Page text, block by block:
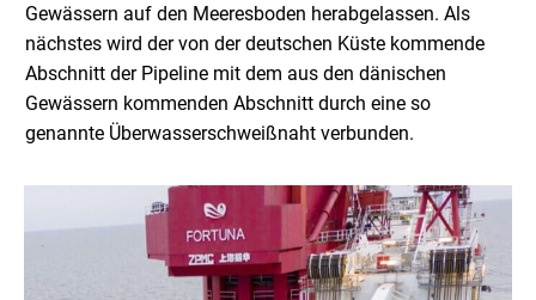
Gewässern auf den Meeresboden herabgelassen. Als
nächstes wird der von der deutschen Küste kommende
Abschnitt der Pipeline mit dem aus den dänischen
Gewässern kommenden Abschnitt durch eine so
genannte Überwasserschweißnaht verbunden.